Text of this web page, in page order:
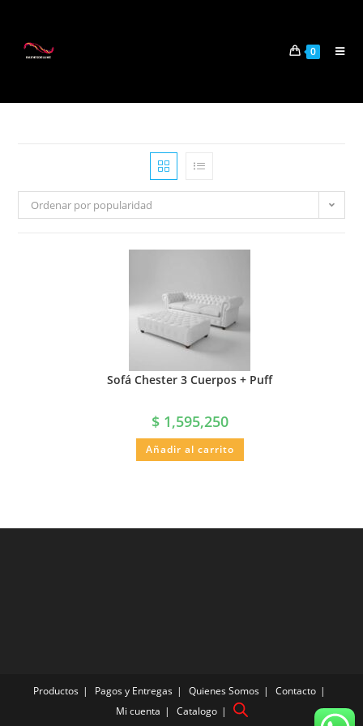
0
Ordenar por popularidad
Sofá Chester 3 Cuerpos + Puff
$1,595,250
Añadir al carrito
Productos Pagos y Entregas Quienes Somos
Contacto
Mi cuenta
Catalogo